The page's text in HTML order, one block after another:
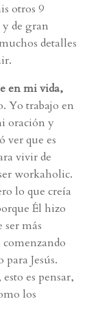
otros 9
de gran
detalles
en mi vida,
Yo trabajo en
oración y
ver que es
vivir de
workaholic.
lo que creía
Él hizo
más
Jesús.
esto es pensar,
los